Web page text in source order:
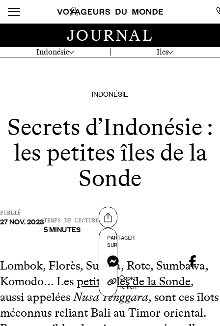
Indonésie Iles
JOURNAL
INDONÉSIE
Secrets d’Indonésie :
les petites îles de la
Sonde
PUBLIÉ
27 NOV. 2023TEMPS DE LECTURE
5 MINUTES
Partager sur
PARTAGER
SUR
Messenger
Copier
le lien
Lombok, Florès, Sumba, Rote, Sumbawa,
Komodo… Les petites îles de la Sonde,
aussi appeléesNusa Tenggara, sont ces îlots
méconnus reliant Bali au Timor oriental.